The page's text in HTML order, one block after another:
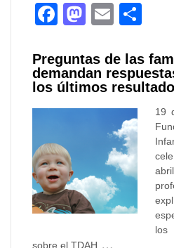
Facebook
Mastodon
Email
Preguntas de las
demandan
los últimos
19
los
sobre el TDAH …